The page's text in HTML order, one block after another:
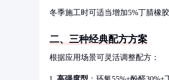
冬季施工时可适当增加5%丁腈橡
二、三种经典配方方案
根据应用场景可灵活调整配方：